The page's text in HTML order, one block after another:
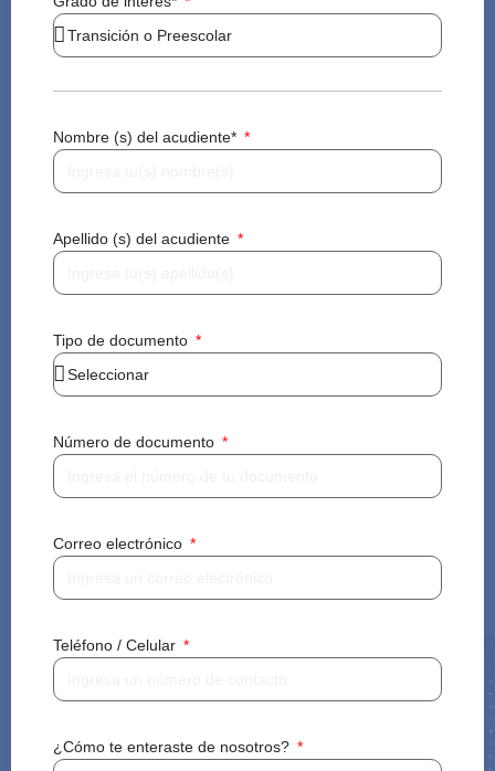
Nombre (s) del acudiente*
Apellido (s) del acudiente
Tipo de documento
Número de documento
Correo electrónico
Teléfono / Celular
¿Cómo te enteraste de nosotros?